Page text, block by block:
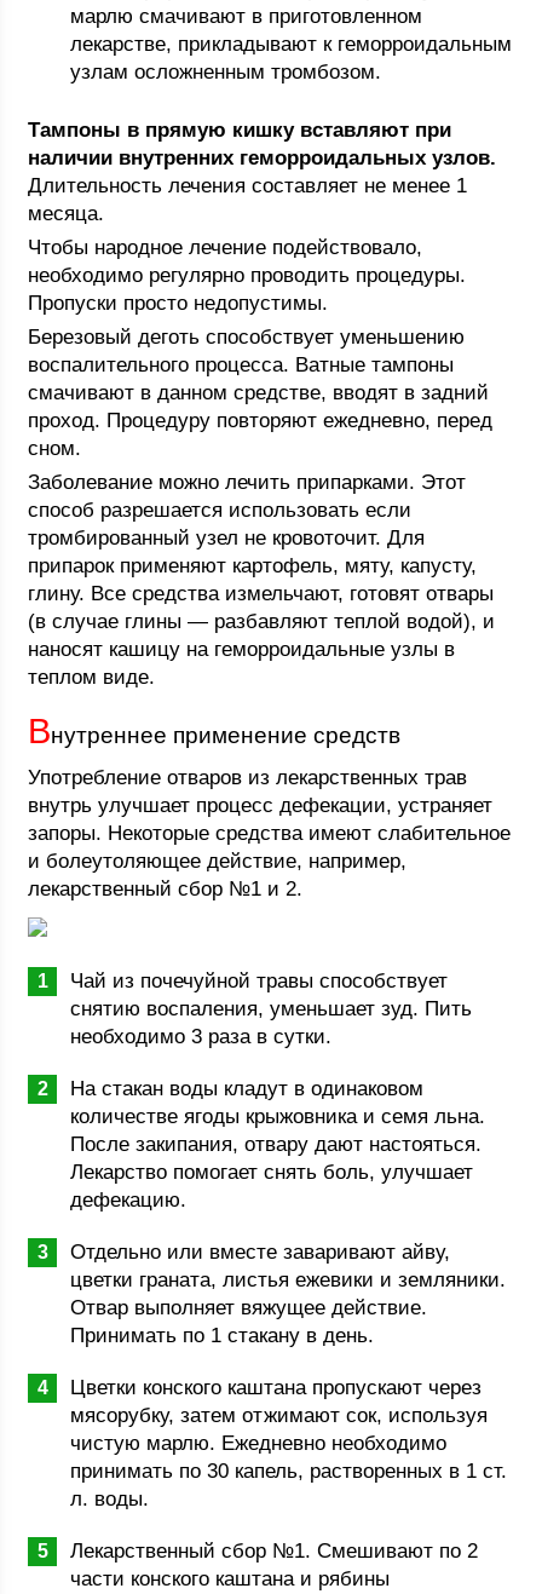
марлю смачивают в приготовленном
лекарстве, прикладывают к геморроидальным
узлам осложненным тромбозом.
Тампоны в прямую кишку вставляют при
наличии внутренних геморроидальных узлов.
Длительность лечения составляет не менее 1
месяца.
Чтобы народное лечение подействовало,
необходимо регулярно проводить процедуры.
Пропуски просто недопустимы.
Березовый деготь способствует уменьшению
воспалительного процесса. Ватные тампоны
смачивают в данном средстве, вводят в задний
проход. Процедуру повторяют ежедневно, перед
сном.
Заболевание можно лечить припарками. Этот
способ разрешается использовать если
тромбированный узел не кровоточит. Для
припарок применяют картофель, мяту, капусту,
глину. Все средства измельчают, готовят отвары
(в случае глины — разбавляют теплой водой), и
наносят кашицу на геморроидальные узлы в
теплом виде.
Внутреннее применение средств
Употребление отваров из лекарственных трав
внутрь улучшает процесс дефекации, устраняет
запоры. Некоторые средства имеют слабительное
и болеутоляющее действие, например,
лекарственный сбор №1 и 2.
Чай из почечуйной травы способствует
снятию воспаления, уменьшает зуд. Пить
необходимо 3 раза в сутки.
На стакан воды кладут в одинаковом
количестве ягоды крыжовника и семя льна.
После закипания, отвару дают настояться.
Лекарство помогает снять боль, улучшает
дефекацию.
Отдельно или вместе заваривают айву,
цветки граната, листья ежевики и земляники.
Отвар выполняет вяжущее действие.
Принимать по 1 стакану в день.
Цветки конского каштана пропускают через
мясорубку, затем отжимают сок, используя
чистую марлю. Ежедневно необходимо
принимать по 30 капель, растворенных в 1 ст.
л. воды.
Лекарственный сбор №1. Смешивают по 2
части конского каштана и рябины